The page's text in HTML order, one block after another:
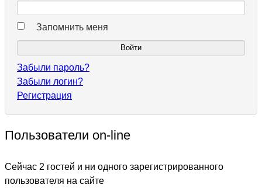
Запомнить меня
Забыли пароль?
Забыли логин?
Регистрация
Пользователи on-line
Сейчас 2 гостей и ни одного зарегистрированного
пользователя на сайте